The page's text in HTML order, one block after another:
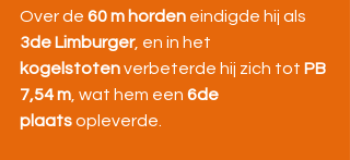
Over de 60 m horden eindigde hij als
3de Limburger, en in het
kogelstoten verbeterde hij zich tot PB
7,54 m , wat hem een 6de
plaats opleverde.